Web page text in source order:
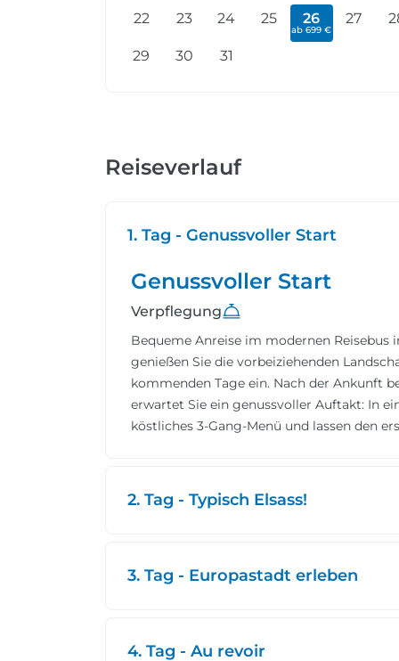
22
23 24 25 26
ab 699 €
27
29 30 31
Reiseverlauf
1. Tag - Genussvoller Start
Genussvoller Start
Verpflegung
Bequeme Anreise im modernen
genießen Sie die vorbeiziehenden
kommenden Tage ein. Nach der Ankunft
erwartet Sie ein genussvoller Auftakt: In
köstliches 3-Gang-Menü und lassen den
2. Tag - Typisch Elsass!
3. Tag - Europastadt erleben
4. Tag - Au revoir